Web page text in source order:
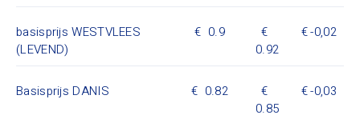
basisprijs WESTVLEES
(LEVEND)
0.9
0.92
-0,02
Basisprijs DANIS
0.82
0.85
-0,03